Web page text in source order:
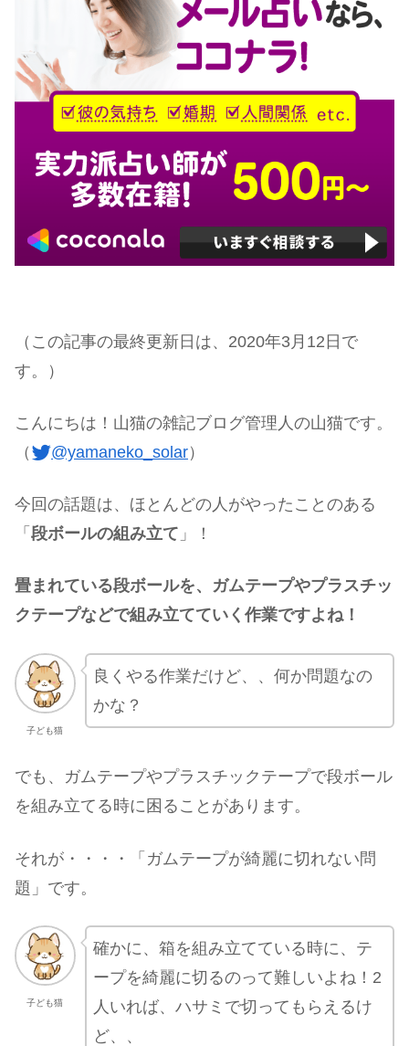
（この記事の最終更新日は、2020年3月12日で
す。）
こんにちは！山猫の雑記ブログ管理人の山猫です。
（
@yamaneko_solar）
今回の話題は、ほとんどの人がやったことのある
「 段ボールの組み立て 」！
畳まれている段ボールを、ガムテープやプラスチッ
クテープなどで組み立てていく作業ですよね！
子ども猫
良くやる作業だけど、、何か問題なの
かな？
でも、ガムテープやプラスチックテープで段ボール
を組み立てる時に困ることがあります。
それが・・・・「ガムテープが綺麗に切れない問
題」です。
子ども猫
確かに、箱を組み立てている時に、テ
ープを綺麗に切るのって難しいよね！2
人いれば、ハサミで切ってもらえるけ
ど、、